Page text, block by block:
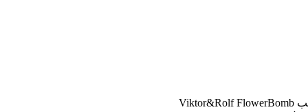
عطر ویکتور اند رولف فلاور بمب Viktor&Rolf FlowerBomb